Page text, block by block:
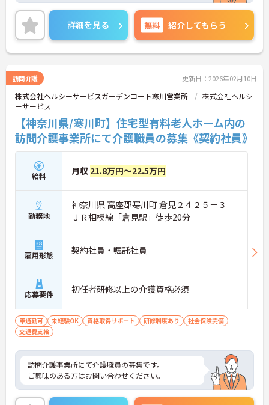
だけます。
資格取得のための支援制度もあり、働きながらスキ
ルアップも目指せます。
施設形態が豊富なため、キャリアアップの際には
様々な業種での経験を積むこともできます。
詳細をお話しいたしますのでお気軽にご相談くださ
い！
詳細を見る 無料 紹介してもらう
訪問介護 更新日：2026年02月10日
株式会社ヘルシーサービスガーデンコート寒川営業所
株式会社ヘルシ
ーサービス
【神奈川県/寒川町】住宅型有料老人ホーム内の
訪問介護事業所にて介護職員の募集《契約社員》
給料 月収 21.8万円～22.5万円
勤務地
神奈川県 高座郡寒川町 倉見２４２５－３
ＪＲ相模線「倉見駅」徒歩20分
雇用形態 契約社員・嘱託社員
応募要件 初任者研修以上の介護資格必須
車通勤可 未経験OK 資格取得サポート 研修制度あり
社会保険完備
交通費支給
訪問介護事業所にて介護職員の募集です。
ご興味のある方はお問い合わせください。